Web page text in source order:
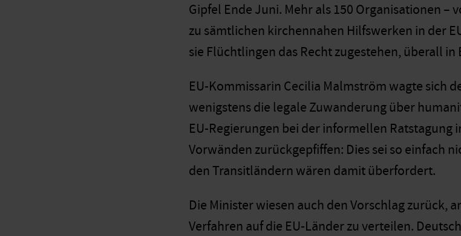
Gipfel Ende Juni. Mehr als 150 Organisationen
zu sämtlichen kirchennahen Hilfswerken in der
sie Flüchtlingen das Recht zugestehen, überall
EU-Kommissarin Cecilia Malmström wagte sich
wenigstens die legale Zuwanderung über
EU-Regierungen bei der informellen
Vorwänden zurückgepfiffen: Dies sei so einfach
den Transitländern wären damit überfordert.
Die Minister wiesen auch den Vorschlag zurück,
Verfahren auf die EU-Länder zu verteilen.